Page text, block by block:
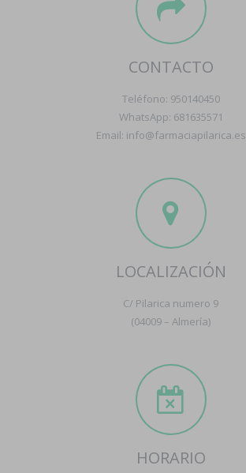
CONTACTO
Teléfono: 950140450
WhatsApp: 681635571
Email: info@farmaciapilarica.es
LOCALIZACIÓN
C/ Pilarica numero 9
(04009 – Almería)
HORARIO